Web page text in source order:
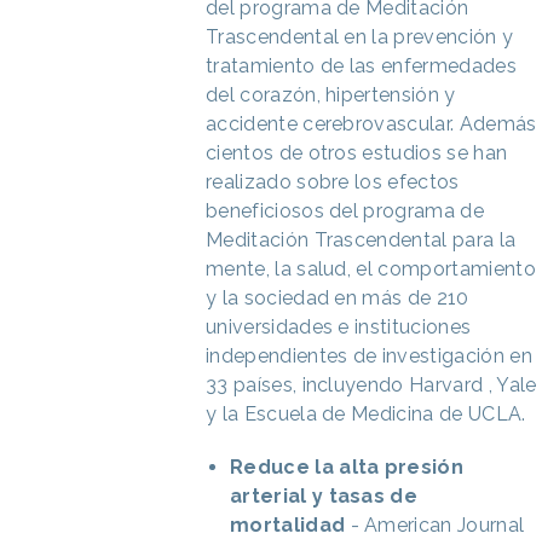
del programa de Meditación
Trascendental en la prevención y
tratamiento de las enfermedades
del corazón, hipertensión y
accidente cerebrovascular. Además
cientos de otros estudios se han
realizado sobre los efectos
beneficiosos del programa de
Meditación Trascendental para la
mente, la salud, el comportamiento
y la sociedad en más de 210
universidades e instituciones
independientes de investigación en
33 países, incluyendo Harvard , Yale
y la Escuela de Medicina de UCLA.
Reduce la alta presión
arterial y tasas de
mortalidad - American Journal